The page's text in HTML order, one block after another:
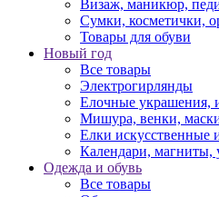
Сумки, косметички,
Товары для обуви
Новый год
Все товары
Электрогирлянды
Елочные украшения,
Мишура, венки,
Елки искусственные
Календари, магниты,
Одежда и обувь
Все товары
Обувь